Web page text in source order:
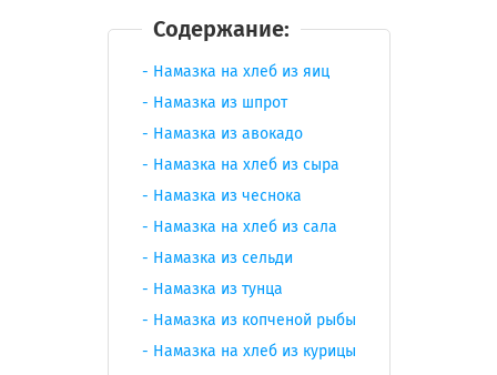
Содержание:
Намазка на хлеб из яиц
Намазка из шпрот
Намазка из авокадо
Намазка на хлеб из сыра
Намазка из чеснока
Намазка на хлеб из сала
Намазка из сельди
Намазка из тунца
Намазка из копченой рыбы
Намазка на хлеб из курицы